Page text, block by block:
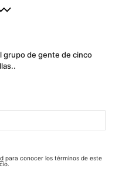
grupo de gente de cinco
para conocer los términos de este